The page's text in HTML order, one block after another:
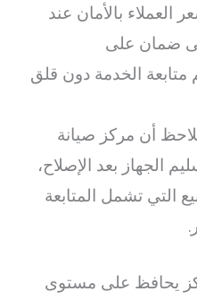
العملاء بالأمان عند
ضمان على
متابعة الخدمة دون قلق
أن مركز صيانة
الجهاز بعد الإصلاح،
التي تشمل المتابعة
يحافظ على مستوى